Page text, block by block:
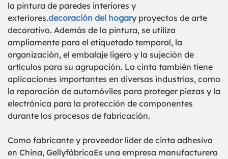
la pintura de paredes interiores y
exteriores.decoración del hogary proyectos de arte
decorativo. Además de la pintura, se utiliza
ampliamente para el etiquetado temporal, la
organización, el embalaje ligero y la sujeción de
artículos para su agrupación. La cinta también tiene
aplicaciones importantes en diversas industrias, como
la reparación de automóviles para proteger piezas y la
electrónica para la protección de componentes
durante los procesos de fabricación.
Como fabricante y proveedor líder de cinta adhesiva
en China, GellyfábricaEs una empresa manufacturera